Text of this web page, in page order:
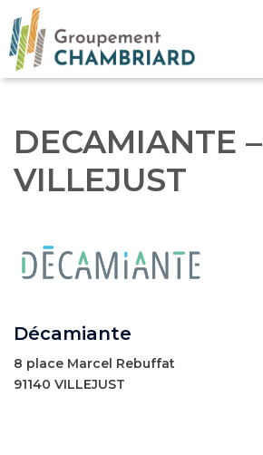
au
contenu
DECAMIANTE –
VILLEJUST
Décamiante
8 place Marcel Rebuffat
91140 VILLEJUST